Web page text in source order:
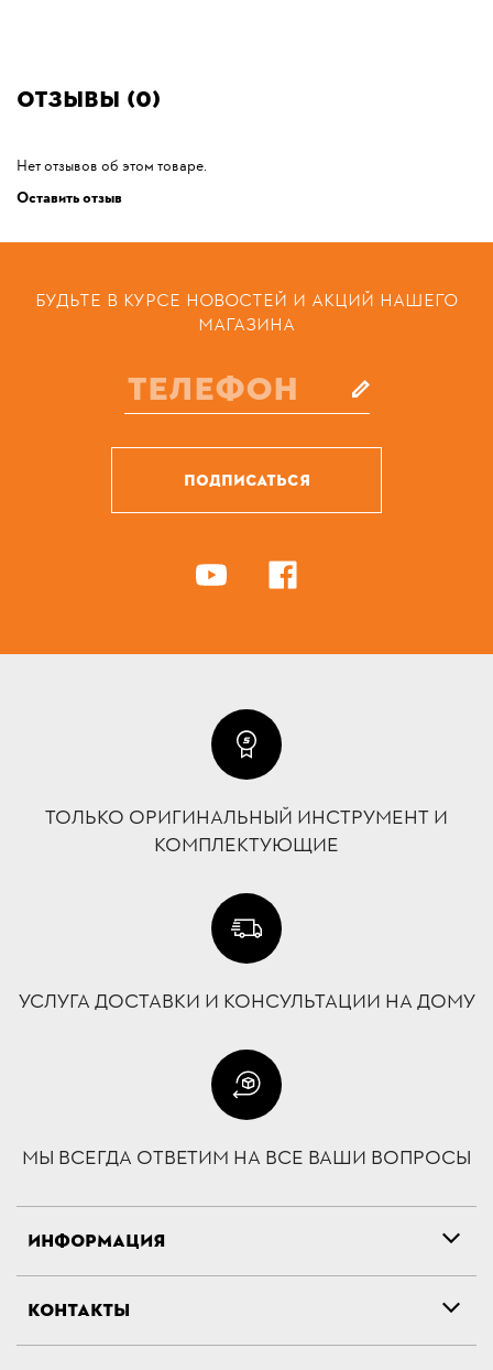
Отзывы (0)
Нет отзывов об этом товаре.
Оставить отзыв
БУДЬТЕ В КУРСЕ НОВОСТЕЙ И АКЦИЙ НАШЕГО
МАГАЗИНА
ПОДПИСАТЬСЯ
ТОЛЬКО ОРИГИНАЛЬНЫЙ ИНСТРУМЕНТ И
КОМПЛЕКТУЮЩИЕ
УСЛУГА ДОСТАВКИ И КОНСУЛЬТАЦИИ НА ДОМУ
МЫ ВСЕГДА ОТВЕТИМ НА ВСЕ ВАШИ ВОПРОСЫ
ИНФОРМАЦИЯ
КОНТАКТЫ